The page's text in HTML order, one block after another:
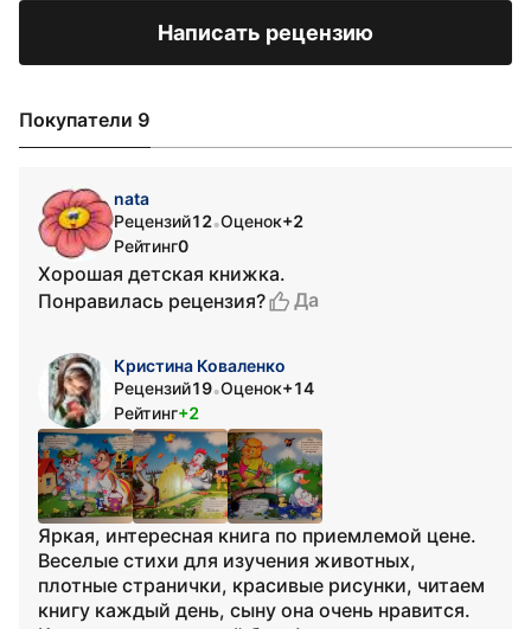
Написать рецензию
Покупатели 9
nata
Рецензий12•Оценок+2
Рейтинг0
Хорошая детская книжка.
Понравилась рецензия?
Да
Кристина Коваленко
Рецензий19•Оценок+14
Рейтинг+2
Яркая, интересная книга по приемлемой цене.
Веселые стихи для изучения животных,
плотные странички, красивые рисунки, читаем
книгу каждый день, сыну она очень нравится.